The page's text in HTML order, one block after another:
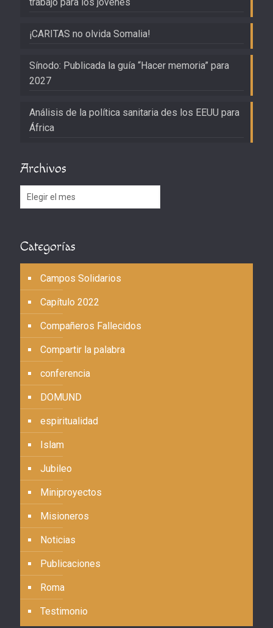
¡CARITAS no olvida Somalia!
Sínodo: Publicada la guía “Hacer memoria” para
2027
Análisis de la política sanitaria des los EEUU para
África
Archivos
Archivos
Categorías
Campos Solidarios
Capítulo 2022
Compañeros Fallecidos
Compartir la palabra
conferencia
DOMUND
espiritualidad
Islam
Jubileo
Miniproyectos
Misioneros
Noticias
Publicaciones
Roma
Testimonio